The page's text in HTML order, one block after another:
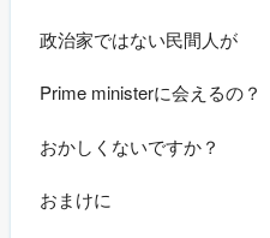
政治家ではない民間人が
Prime ministerに会えるの？
おかしくないですか？
おまけに